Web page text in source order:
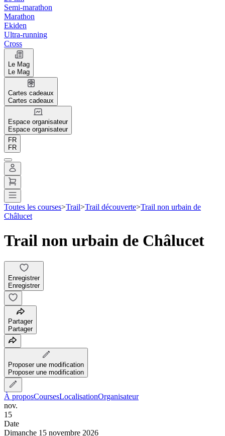
Semi-marathon
Marathon
Ekiden
Ultra-running
Cross
Le Mag
Le Mag
Cartes cadeaux
Cartes cadeaux
Espace organisateur
Espace organisateur
FR
FR
Toutes les courses>Trail>Trail découverte>Trail non urbain de
Châlucet
Trail non urbain de Châlucet
Enregistrer
Enregistrer
Partager
Partager
Proposer une modification
Proposer une modification
À proposCoursesLocalisationOrganisateur
nov.
15
Date
Dimanche 15 novembre 2026